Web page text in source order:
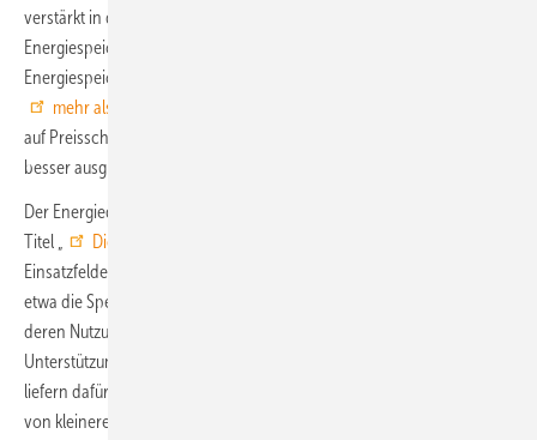
verstärkt in den Vordergrund. Ein Ansatz ist der Einsatz von Batterie-
Energiespeichersystemen (BESS). Laut dem Bundesverband
Energiespeicher Systeme ist der Markt in Deutschland bereits um
mehr als 20 Prozent
auf Preisschwankungen am Energiemarkt reagieren und Lastspitzen
besser ausgleichen können.
Der Energiedienstleister Aggreko hat dazu einen Leitfaden mit dem
Titel „
Die Last verteilen
Einsatzfelder von Batteriespeichern in der Industrie beschrieben –
etwa die Speicherung von Energie in Zeiten geringer Nachfrage und
deren Nutzung zu Spitzenlastzeiten. Eine weitere Anwendung ist die
Unterstützung beim Anfahren großer Elektromotoren: Batteriesysteme
liefern dafür kurzfristig hohe Energiemengen, während die Dauerlast
von kleineren Generatoren erbracht wird. Dies könne die Effizienz